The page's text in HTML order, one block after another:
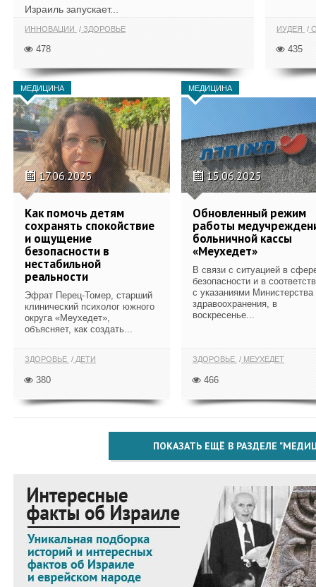
Израиль запускает...
ИННОВАЦИИ ЗДОРОВЬЕ
478
ИУДЕЯ
435
МЕДИЦИНА
17.06.2025
Как помочь детям
сохранять спокойствие
и ощущение
безопасности в
нестабильной
реальности
Эфрат Перец-Томер, старший
клинический психолог южного
округа «Меухедет»,
объясняет, как создать...
ЗДОРОВЬЕ ДЕТИ
380
МЕДИЦИНА
15.06.2025
Обновленный режим
работы
больничной кассы
«Меухедет»
В связи с ситуацией в
безопасности и в
с указаниями Министерства
здравоохранения, в
воскресенье...
ЗДОРОВЬЕ МЕУХЕДЕТ
466
ПОКАЗАТЬ ЕЩЁ В РАЗДЕЛЕ